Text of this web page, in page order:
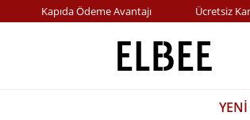
Kapıda Ödeme Avantajı Ücretsiz Kargo!